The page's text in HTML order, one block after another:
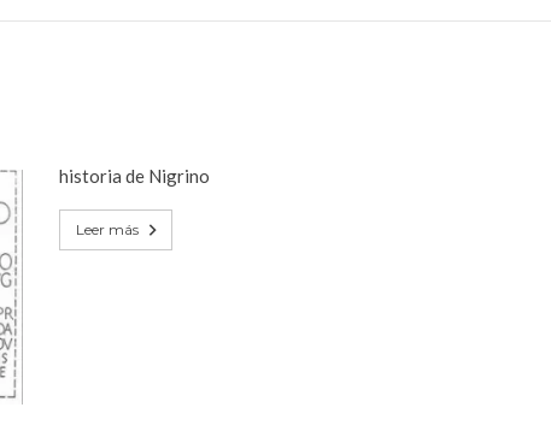
historia de Nigrino
Leer más